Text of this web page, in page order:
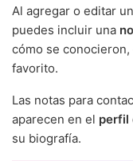
Al agregar o editar un
puedes incluir una
cómo se
favorito.
Las notas para
aparecen en el perfil
su biografía.